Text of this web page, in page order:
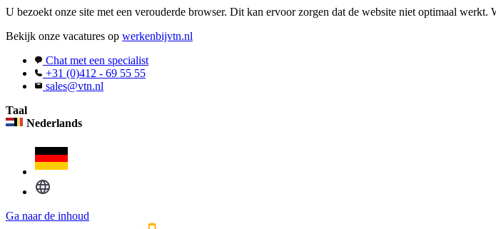
U bezoekt onze site met een verouderde browser. Dit kan ervoor zorgen dat de website niet optimaal werkt.
Bekijk onze vacatures op werkenbijvtn.nl
Chat met een specialist
+31 (0)412 - 69 55 55
sales@vtn.nl
Taal
Nederlands
Ga naar de inhoud